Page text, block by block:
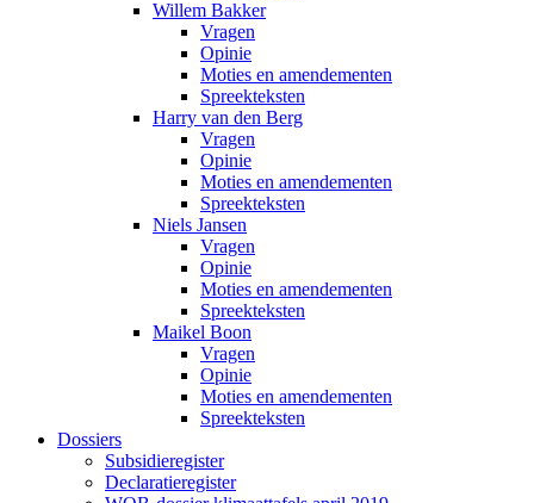
Willem Bakker
Vragen
Opinie
Moties en amendementen
Spreekteksten
Harry van den Berg
Vragen
Opinie
Moties en amendementen
Spreekteksten
Niels Jansen
Vragen
Opinie
Moties en amendementen
Spreekteksten
Maikel Boon
Vragen
Opinie
Moties en amendementen
Spreekteksten
Dossiers
Subsidieregister
Declaratieregister